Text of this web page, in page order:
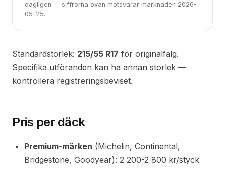
dagligen — siffrorna ovan motsvarar marknaden 2026-
05-25.
Standardstorlek: 215/55 R17 för originalfälg.
Specifika utföranden kan ha annan storlek —
kontrollera registreringsbeviset.
Pris per däck
Premium-märken (Michelin, Continental,
Bridgestone, Goodyear): 2 200-2 800 kr/styck